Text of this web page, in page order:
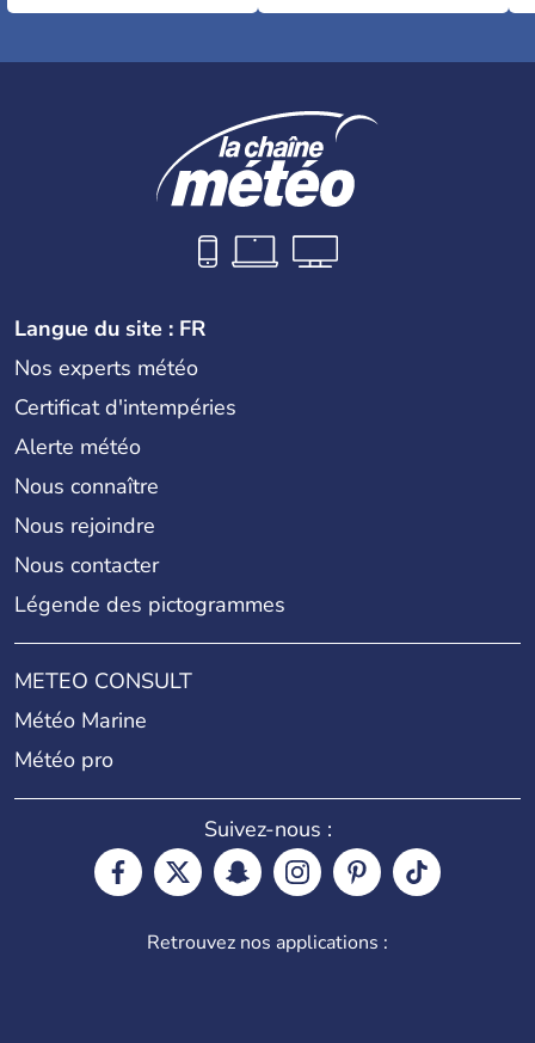
Langue du site : FR
Nos experts météo
Certificat d'intempéries
Alerte météo
Nous connaître
Nous rejoindre
Nous contacter
Légende des pictogrammes
METEO CONSULT
Météo Marine
Météo pro
Suivez-nous :
Retrouvez nos applications :